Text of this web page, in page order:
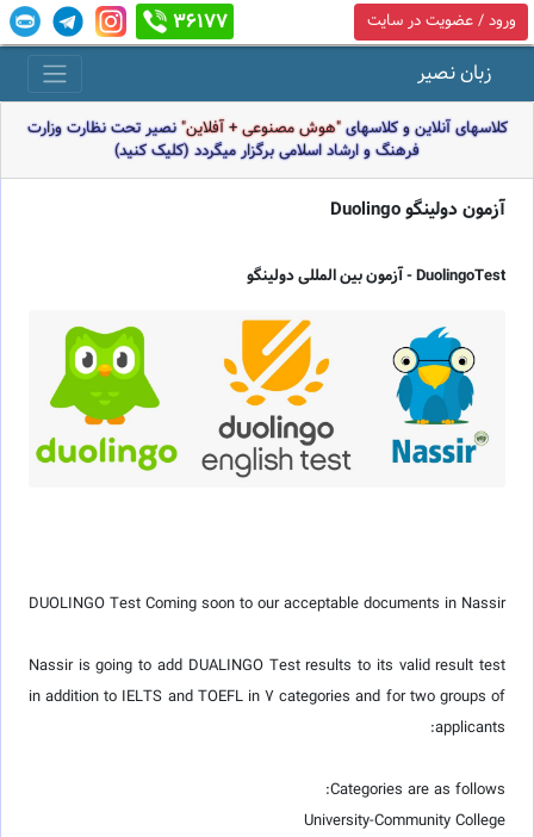
ورود / عضویت در سایت 36177
زبان نصیر
کلاسهای آنلاین و کلاسهای"هوش مصنوعی + آفلاین"نصیر تحت نظارت وزارت
فرهنگ و ارشاد اسلامی برگزار میگردد (کلیک کنید)
آزمون دولینگو Duolingo
DuolingoTest - آزمون بین المللی دولینگو
DUOLINGO Test Coming soon to our acceptable documents in Nassir
Nassir is going to add DUALINGO Test results to its valid result test
in addition to IELTS and TOEFL in 7 categories and for two groups of
applicants:
Categories are as follows:
University-Community College